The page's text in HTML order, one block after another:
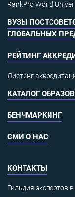
RankPro World
ВУЗЫ
ГЛОБАЛЬНЫХ
РЕЙТИНГ
Листинг
КАТАЛОГ
БЕНЧМАРКИНГ
СМИ О НАС
КОНТАКТЫ
Гильдия экспертов